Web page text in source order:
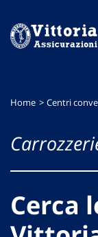
menu
contenuto
footer
Home Centri
Cerca